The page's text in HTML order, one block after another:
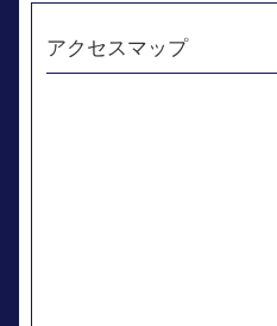
アクセスマップ